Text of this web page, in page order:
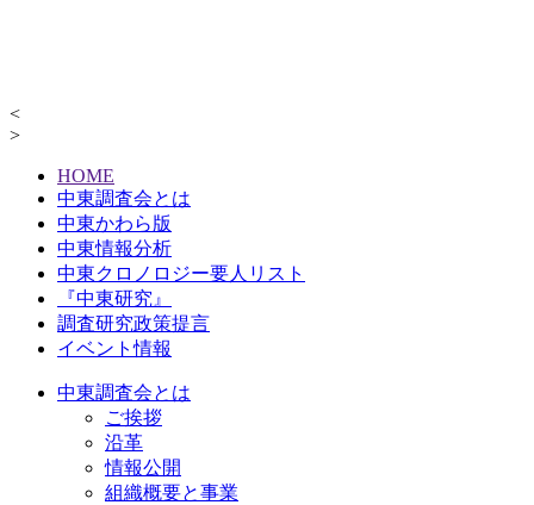
<
>
HOME
中東調査会とは
中東かわら版
中東情報分析
中東クロノロジー要人リスト
『中東研究』
調査研究政策提言
イベント情報
中東調査会とは
ご挨拶
沿革
情報公開
組織概要と事業